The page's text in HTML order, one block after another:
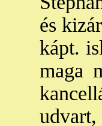
és
kápt.
maga